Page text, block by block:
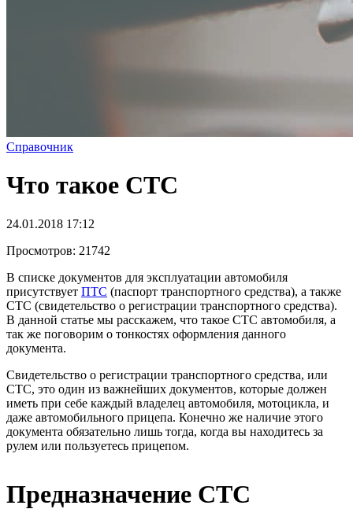
Справочник
Что такое СТС
24.01.2018 17:12
Просмотров: 21742
В списке документов для эксплуатации автомобиля
присутствует ПТС (паспорт транспортного средства), а также
СТС (свидетельство о регистрации транспортного средства).
В данной статье мы расскажем, что такое СТС автомобиля, а
так же поговорим о тонкостях оформления данного
документа.
Свидетельство о регистрации транспортного средства, или
СТС, это один из важнейших документов, которые должен
иметь при себе каждый владелец автомобиля, мотоцикла, и
даже автомобильного прицепа. Конечно же наличие этого
документа обязательно лишь тогда, когда вы находитесь за
рулем или пользуетесь прицепом.
Предназначение СТС